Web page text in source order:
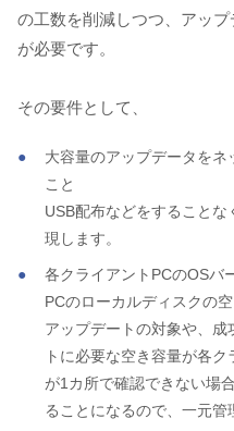
の工数を削減しつつ、アッ
が必要です。
その要件として、
大容量のアップデータを
こと
USB配布などをすること
現します。
各クライアントPCのOSバ
PCのローカルディスクの
アップデートの対象や、
トに必要な空き容量が各
が1カ所で確認できない場
ることになるので、一元管